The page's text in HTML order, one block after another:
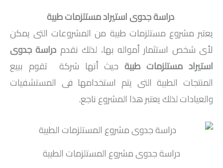
دراسة جدوى استيراد مستلزمات طبية
يعتبر مشروع مستلزمات طبية من المشروعات التى يمكن
لأى شخص استثمار أمواله بها، لذلك نقدم دراسة جدوى
استيراد مستلزمات طبيةحيث أنها شركة تقوم ببيع
المنتجات الطبية التى يتم استخدامها فى المستشفيات
والعيادات لذلك يعتبر هذا المشروع ناجع.
دراسة جدوى مشروع المستلزمات الطبية